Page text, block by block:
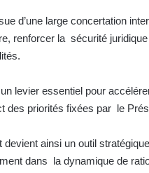
d’une large concertation
renforcer la sécurité
levier essentiel pour
des priorités fixées par le
devient ainsi un outil
dans la dynamique de